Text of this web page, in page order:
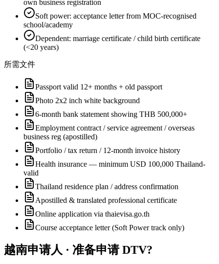
own business registration
Soft power: acceptance letter from MOC-recognised
school/academy
Dependent: marriage certificate / child birth certificate
(<20 years)
所需文件
Passport valid 12+ months + old passport
Photo 2x2 inch white background
6-month bank statement showing THB 500,000+
Employment contract / service agreement / overseas
business reg (apostilled)
Portfolio / tax return / 12-month invoice history
Health insurance — minimum USD 100,000 Thailand-
valid
Thailand residence plan / address confirmation
Apostilled & translated professional certificate
Online application via thaievisa.go.th
Course acceptance letter (Soft Power track only)
越南申请人 · 准备申请DTV?